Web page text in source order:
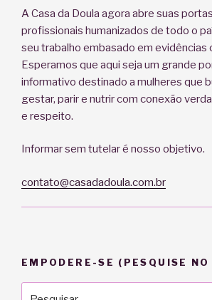
A Casa da Doula agora abre suas
profissionais humanizados de todo o
seu trabalho embasado em evidências
Esperamos que aqui seja um grande
informativo destinado a mulheres que
gestar, parir e nutrir com conexão
e respeito.
Informar sem tutelar é nosso objetivo.
contato@casadadoula.com.br
EMPODERE-SE (PESQUISE